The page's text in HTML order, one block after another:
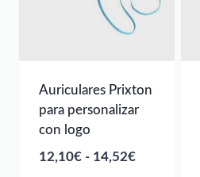
Auriculares Prixton
para personalizar
con logo
12,10€ - 14,52€Rango